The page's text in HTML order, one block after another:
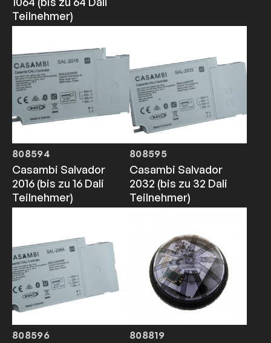
Teilnehmer)
808594
Casambi Salvador
2016 (bis zu 16 Dali
Teilnehmer)
808595
Casambi Salvador
2032 (bis zu 32 Dali
Teilnehmer)
808596 808819